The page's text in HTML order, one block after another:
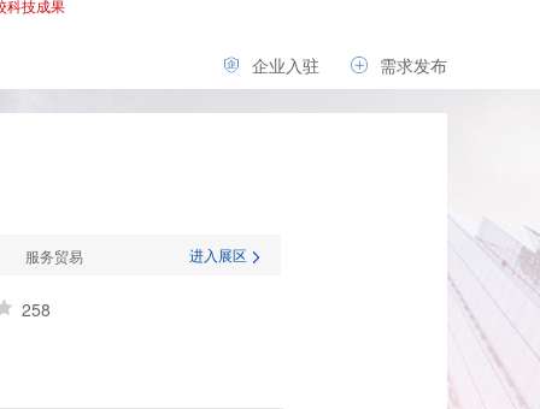
科技成果
企业入驻 需求发布
服务贸易 进入展区
258